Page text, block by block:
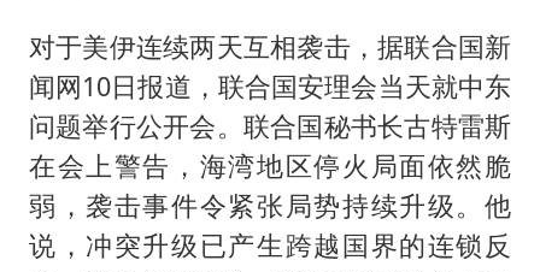
对于美伊连续两天互相袭击，据联合国新
闻网10日报道，联合国安理会当天就中东
问题举行公开会。联合国秘书长古特雷斯
在会上警告，海湾地区停火局面依然脆
弱，袭击事件令紧张局势持续升级。他
说，冲突升级已产生跨越国界的连锁反